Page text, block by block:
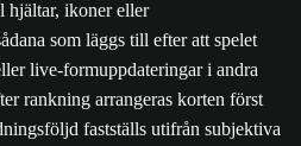
hjältar, ikoner eller
som läggs till efter att spelet
live-formuppdateringar i andra
rankning arrangeras korten först
fastställs utifrån subjektiva